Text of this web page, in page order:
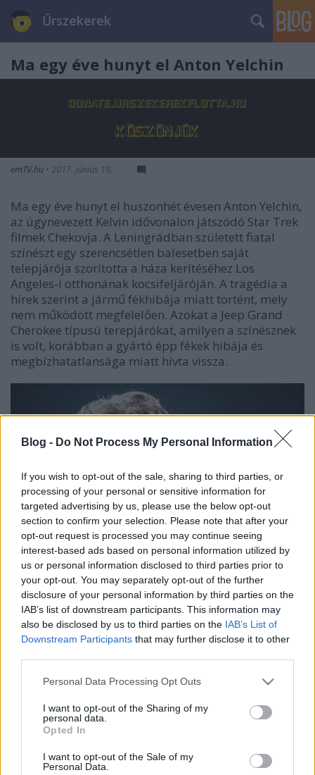
Blog - Do Not Process My Personal Information
If you wish to opt-out of the sale, sharing to third parties, or
processing of your personal or sensitive information for
targeted advertising by us, please use the below opt-out
section to confirm your selection. Please note that after your
opt-out request is processed you may continue seeing
interest-based ads based on personal information utilized by
us or personal information disclosed to third parties prior to
your opt-out. You may separately opt-out of the further
disclosure of your personal information by third parties on the
IAB’s list of downstream participants. This information may
also be disclosed by us to third parties on the IAB’s List of
Downstream Participants that may further disclose it to other
Please note that this website/app uses one or more Google
not limited to your visit or usage behaviour. You may click to
grant or deny consent to Google and its third-party tags to
use your data for below specified purposes in below Google
consent section.
Personal Data Processing Opt Outs
I want to opt-out of the Sharing of my
personal data.
Opted In
I want to opt-out of the Sale of my
Personal Data.
Űrszekerek
Ma egy éve hunyt el Anton Yelchin
emTV.hu • 2017. június 19.
Ma egy éve hunyt el huszonhét évesen Anton Yelchin,
az úgynevezett Kelvin idővonalon játszódó Star Trek
filmek Chekovja. A Leningrádban született fiatal
színészt egy szerencsétlen balesetben saját
telepjárója szorította a háza kerítéséhez Los
Angeles-i otthonának kocsifeljáróján. A tragédia a
hírek szerint a jármű fékhibája miatt történt, mely
nem működött megfelelően. Azokat a Jeep Grand
Cherokee típusú terepjárókat, amilyen a színésznek
is volt, korábban a gyártó épp fékek hibája és
megbízhatatlansága miatt hívta vissza.